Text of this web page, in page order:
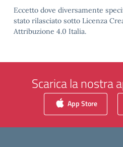
Eccetto dove diversamente
stato rilasciato sotto Licenza
Attribuzione 4.0 Italia.
Scarica la nostra
App Store